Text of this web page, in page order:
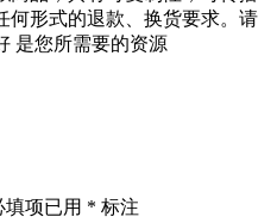
何形式的退款、换货要求。请
是您所需要的资源
填项已用 * 标注